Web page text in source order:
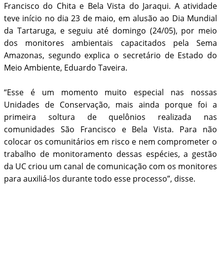
Francisco do Chita e Bela Vista do Jaraqui. A atividade
teve início no dia 23 de maio, em alusão ao Dia Mundial
da Tartaruga, e seguiu até domingo (24/05), por meio
dos monitores ambientais capacitados pela Sema
Amazonas, segundo explica o secretário de Estado do
Meio Ambiente, Eduardo Taveira.
“Esse é um momento muito especial nas nossas
Unidades de Conservação, mais ainda porque foi a
primeira soltura de quelônios realizada nas
comunidades São Francisco e Bela Vista. Para não
colocar os comunitários em risco e nem comprometer o
trabalho de monitoramento dessas espécies, a gestão
da UC criou um canal de comunicação com os monitores
para auxiliá-los durante todo esse processo”, disse.